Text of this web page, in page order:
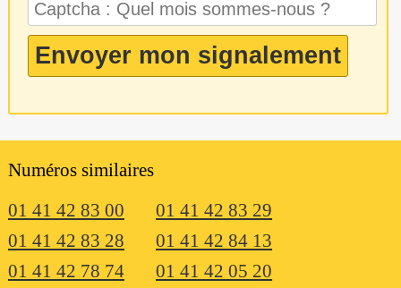
Numéros similaires
01 41 42 83 00
01 41 42 83 29
01 41 42 83 28
01 41 42 84 13
01 41 42 78 74
01 41 42 05 20